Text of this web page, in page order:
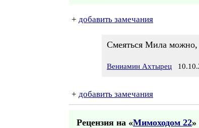
+ добавить замечания
Смеяться Мила можно,
Вениамин Ахтырец
+ добавить замечания
Рецензия на «Мимоходом 22»